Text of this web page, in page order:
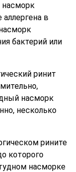
насморк
в
бактерий или
ринит
насморк
несколько
рините
которого
насморке